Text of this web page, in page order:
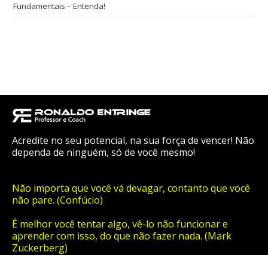
Fundamentais – Entenda!
Acredite no seu potencial, na sua força de vencer! Não
dependa de ninguém, só de você mesmo!
Não importa que você vá devagar, contanto que você
não pare. (Confúcio)
É melhor você tentar algo, vê-lo não funcionar e
aprender com isso, do que não fazer nada. (Mark
Zuckerberg)